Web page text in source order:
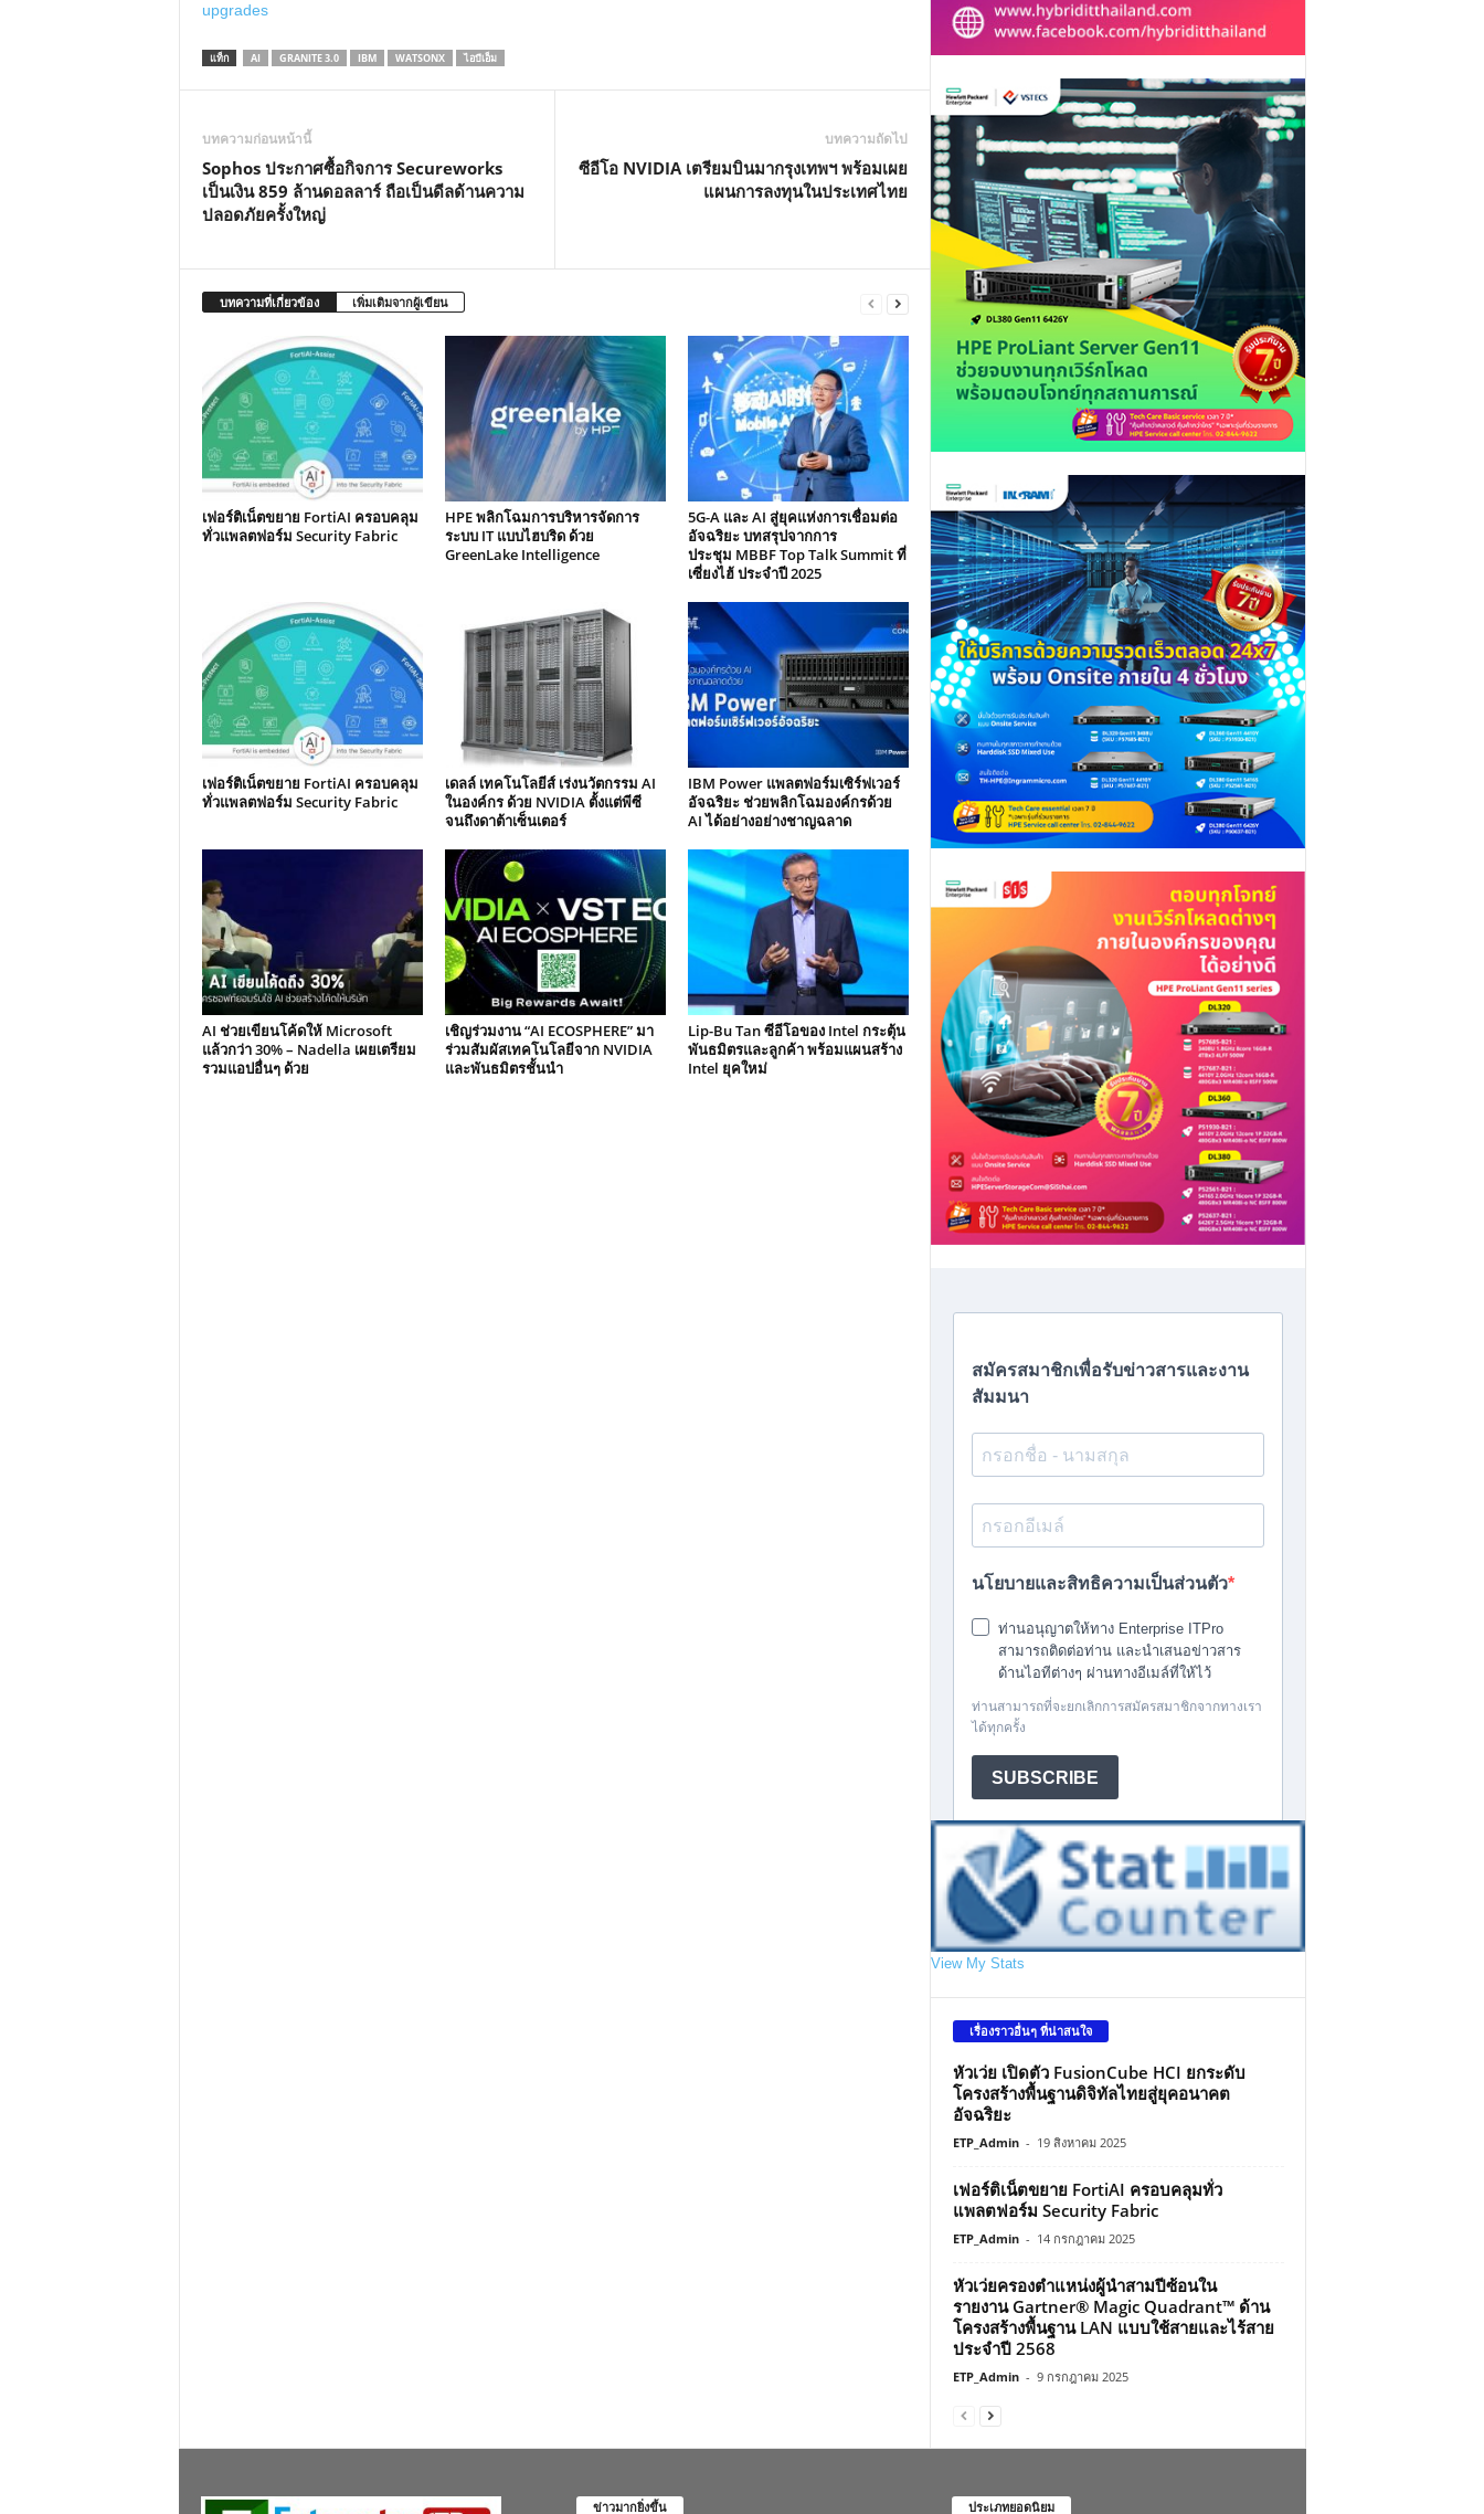
upgrades
แท็ก AI GRANITE 3.0 IBM WATSONX ไอบีเอ็ม
บทความก่อนหน้านี้
Sophos ประกาศซื้อกิจการ Secureworks
เป็นเงิน 859 ล้านดอลลาร์ ถือเป็นดีลด้านความ
ปลอดภัยครั้งใหญ่
บทความถัดไป
ซีอีโอ NVIDIA เตรียมบินมากรุงเทพฯ พร้อมเผย
แผนการลงทุนในประเทศไทย
บทความที่เกี่ยวข้อง เพิ่มเติมจากผู้เขียน
เฟอร์ติเน็ตขยาย FortiAI ครอบคลุม
ทั่วแพลตฟอร์ม Security Fabric
HPE พลิกโฉมการบริหารจัดการ
ระบบ IT แบบไฮบริด ด้วย
GreenLake Intelligence
5G-A และ AI สู่ยุคแห่งการเชื่อมต่อ
อัจฉริยะ บทสรุปจากการ
ประชุม MBBF Top Talk Summit ที่
เซี่ยงไฮ้ ประจำปี 2025
เฟอร์ติเน็ตขยาย FortiAI ครอบคลุม
ทั่วแพลตฟอร์ม Security Fabric
เดลล์ เทคโนโลยีส์ เร่งนวัตกรรม AI
ในองค์กร ด้วย NVIDIA ตั้งแต่พีซี
จนถึงดาต้าเซ็นเตอร์
IBM Power แพลตฟอร์มเซิร์ฟเวอร์
อัจฉริยะ ช่วยพลิกโฉมองค์กรด้วย
AI ได้อย่างอย่างชาญฉลาด
AI ช่วยเขียนโค้ดให้ Microsoft
แล้วกว่า 30% – Nadella เผยเตรียม
รวมแอปอื่นๆ ด้วย
เชิญร่วมงาน “AI ECOSPHERE” มา
ร่วมสัมผัสเทคโนโลยีจาก NVIDIA
และพันธมิตรชั้นนำ
Lip-Bu Tan ซีอีโอของ Intel กระตุ้น
พันธมิตรและลูกค้า พร้อมแผนสร้าง
Intel ยุคใหม่
View My Stats
เรื่องราวอื่นๆ ที่น่าสนใจ
หัวเว่ย เปิดตัว FusionCube HCI ยกระดับ
โครงสร้างพื้นฐานดิจิทัลไทยสู่ยุคอนาคต
อัจฉริยะ
ETP_Admin - 19 สิงหาคม 2025
เฟอร์ติเน็ตขยาย FortiAI ครอบคลุมทั่ว
แพลตฟอร์ม Security Fabric
ETP_Admin - 14 กรกฎาคม 2025
หัวเว่ยครองตำแหน่งผู้นำสามปีซ้อนใน
รายงาน Gartner® Magic Quadrant™ ด้าน
โครงสร้างพื้นฐาน LAN แบบใช้สายและไร้สาย
ประจำปี 2568
ETP_Admin - 9 กรกฎาคม 2025
ข่าวมากยิ่งขึ้น ประเภทยอดนิยม